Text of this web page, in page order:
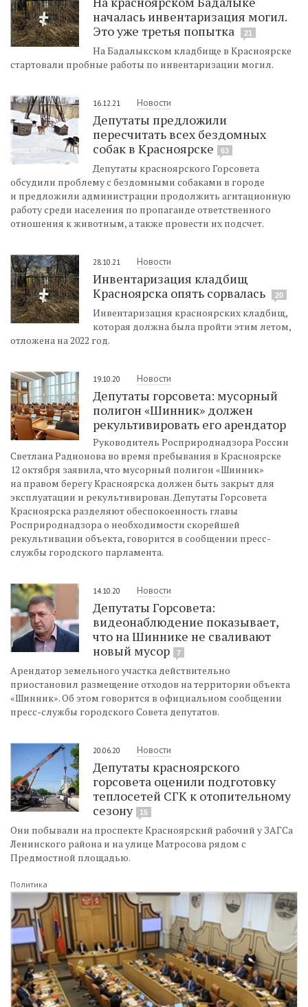
началась инвентаризация могил.
Это уже третья попытка
21
На Бадалыкском кладбище в Красноярске
стартовали пробные работы по инвентаризации могил.
16.12.21 Новости
Депутаты предложили
пересчитать всех бездомных
собак в Красноярске
63
Депутаты красноярского Горсовета
обсудили проблему с бездомными собаками в городе
и предложили администрации продолжить агитационную
работу среди населения по пропаганде ответственного
отношения к животным, а также провести их подсчет.
28.10.21 Новости
Инвентаризация кладбищ
Красноярска опять сорвалась
20
Инвентаризация красноярских кладбищ,
которая должна была пройти этим летом,
отложена на 2022 год.
19.10.20 Новости
Депутаты горсовета: мусорный
полигон «Шинник» должен
рекультивировать его арендатор
Руководитель Росприроднадзора России
Светлана Радионова во время пребывания в Красноярске
12 октября заявила, что мусорный полигон «Шинник»
на правом берегу Красноярска должен быть закрыт для
эксплуатации и рекультивирован. Депутаты Горсовета
Красноярска разделяют обеспокоенность главы
Росприроднадзора о необходимости скорейшей
рекультивации объекта, говорится в сообщении пресс-
службы городского парламента.
14.10.20 Новости
Депутаты Горсовета:
видеонаблюдение показывает,
что на Шиннике не сваливают
новый мусор
7
Арендатор земельного участка действительно
приостановил размещение отходов на территории объекта
«Шинник». Об этом говорится в официальном сообщении
пресс-службы городского Совета депутатов.
20.06.20 Новости
Депутаты красноярского
горсовета оценили подготовку
теплосетей СГК к отопительному
сезону
15
Они побывали на проспекте Красноярский рабочий у ЗАГСа
Ленинского района и на улице Матросова рядом с
Предмостной площадью.
Политика